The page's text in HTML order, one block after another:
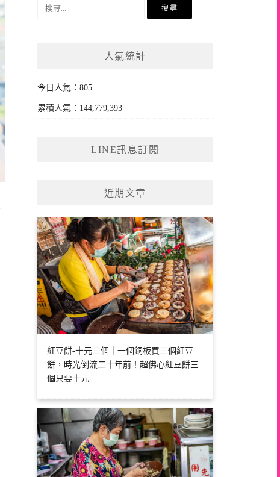
人氣統計
今日人氣：805
累積人氣：144,779,393
LINE訊息訂閱
近期文章
紅豆餅-十元三個｜一個銅板買三個紅豆
餅，時光倒流二十年前！超佛心紅豆餅三
個只要十元